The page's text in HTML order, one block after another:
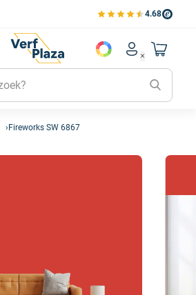
4.68
Bekijk de verfplaza
Account
Mijn
Mijn
Mijn
Naar
Fireworks SW 6867